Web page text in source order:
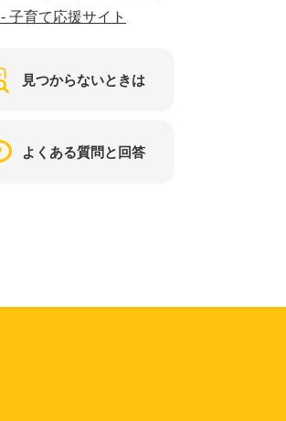
- 子育て応援サイト
見つからないときは
よくある質問と回答